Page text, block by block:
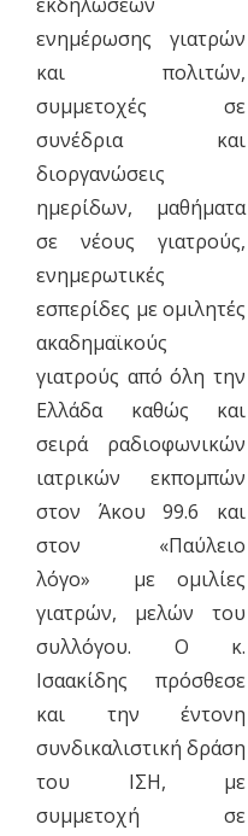
ενημέρωσης γιατρών
και πολιτών,
συμμετοχές σε
συνέδρια και
διοργανώσεις
ημερίδων, μαθήματα
σε νέους γιατρούς,
ενημερωτικές
εσπερίδες με ομιλητές
ακαδημαϊκούς
γιατρούς από όλη την
Ελλάδα καθώς και
σειρά ραδιοφωνικών
ιατρικών εκπομπών
στον Άκου 99.6 και
στον «Παύλειο
λόγο» με ομιλίες
γιατρών, μελών του
συλλόγου. Ο κ.
Ισαακίδης πρόσθεσε
και την έντονη
συνδικαλιστική δράση
του ΙΣΗ, με
συμμετοχή σε